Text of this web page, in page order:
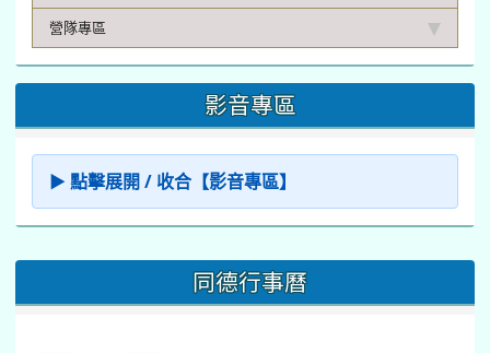
營隊專區
影音專區
▶ 點擊展開 / 收合【影音專區】
同德行事曆